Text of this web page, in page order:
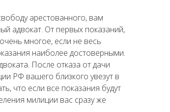
арестованного, вам
адвокат. От первых показаний,
многое, если не весь
наиболее достоверными.
После отказа от дачи
РФ вашего близкого увезут в
что если все показания будут
милиции вас сразу же